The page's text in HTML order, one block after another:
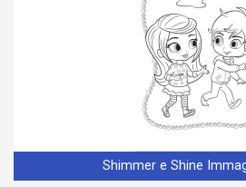
Shimmer e Shine